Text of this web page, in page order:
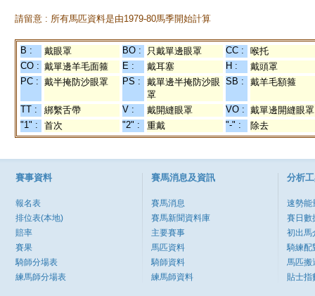
請留意 : 所有馬匹資料是由1979-80馬季開始計算
B : 戴眼罩 BO : 只戴單邊眼罩 CC :
喉托
CO : 戴單邊羊毛面箍 E : 戴耳塞 H :
戴頭罩
PC : 戴半掩防沙眼罩 PS :
戴單邊半掩防沙眼
罩
SB : 戴羊毛額箍
TT : 綁繫舌帶 V : 戴開縫眼罩 VO : 戴單邊開縫眼罩
"1" :
首次 "2" : 重戴 "-" : 除去
賽事資料
報名表
排位表(本地)
賠率
賽果
騎師分場表
練馬師分場表
賽馬消息及資訊
賽馬消息
賽馬新聞資料庫
主要賽事
馬匹資料
騎師資料
練馬師資料
分析
速勢能
賽日數
初出馬
騎練配
馬匹搬
貼士指